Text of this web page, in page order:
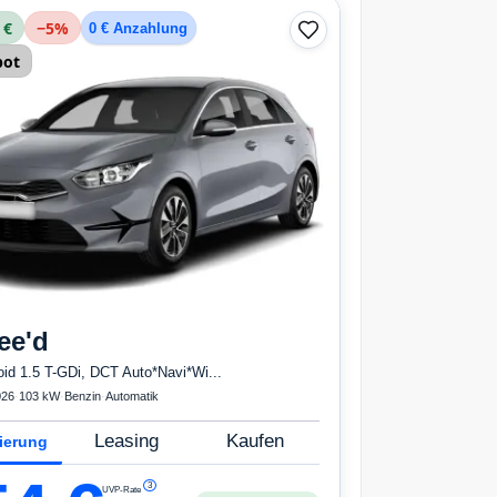
−5% 0 € Anzahlung
1.5 T-GDi, DCT Auto*Navi*Wi...
· 103 kW· Benzin·Automatik
Leasing Kaufen
UVP-Rate 3